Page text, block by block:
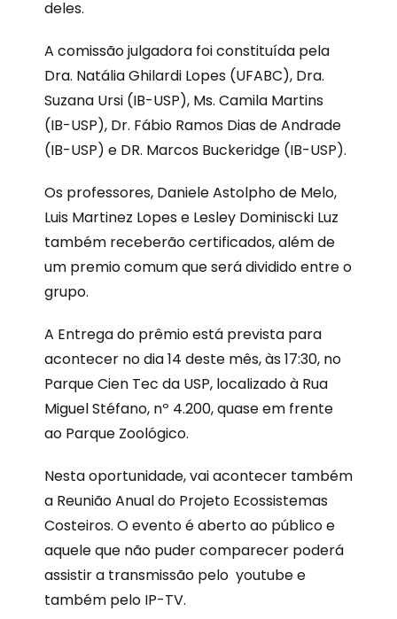
deles.
A comissão julgadora foi constituída pela
Dra. Natália Ghilardi Lopes (UFABC), Dra.
Suzana Ursi (IB-USP), Ms. Camila Martins
(IB-USP), Dr. Fábio Ramos Dias de Andrade
(IB-USP) e DR. Marcos Buckeridge (IB-USP).
Os professores, Daniele Astolpho de Melo,
Luis Martinez Lopes e Lesley Dominiscki Luz
também receberão certificados, além de
um premio comum que será dividido entre o
grupo.
A Entrega do prêmio está prevista para
acontecer no dia 14 deste mês, às 17:30, no
Parque Cien Tec da USP, localizado à Rua
Miguel Stéfano, nº 4.200, quase em frente
ao Parque Zoológico.
Nesta oportunidade, vai acontecer também
a Reunião Anual do Projeto Ecossistemas
Costeiros. O evento é aberto ao público e
aquele que não puder comparecer poderá
assistir a transmissão pelo youtube e
também pelo IP-TV.